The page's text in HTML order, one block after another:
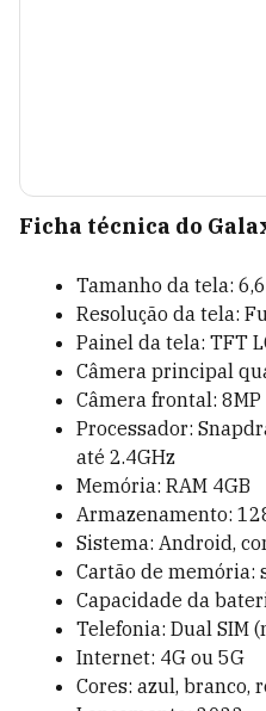
Ficha técnica do
Tamanho da tela:
Resolução da tela:
Painel da tela: TFT
Câmera principal
Câmera frontal: 8MP
Processador:
até 2.4GHz
Memória: RAM 4GB
Armazenamento:
Sistema: Android,
Cartão de memória:
Capacidade da
Telefonia: Dual SIM
Internet: 4G ou 5G
Cores: azul, branco,